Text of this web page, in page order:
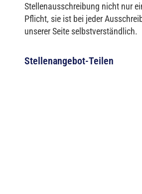
Stellenausschreibung nicht nur
Pflicht, sie ist bei jeder
unserer Seite selbstverständlich.
Stellenangebot-Teilen